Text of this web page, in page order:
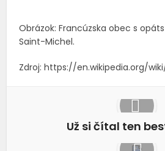
Obrázok: Francúzska obec s
Saint-Michel.
Zdroj: https://en.wikipedia.org/
Už si čítal ten